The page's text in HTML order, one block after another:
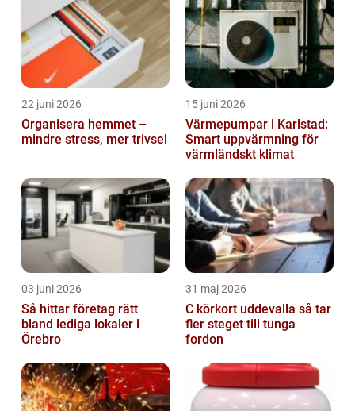
22 juni 2026
Organisera hemmet –
mindre stress, mer trivsel
15 juni 2026
Värmepumpar i Karlstad:
Smart uppvärmning för
värmländskt klimat
03 juni 2026
Så hittar företag rätt
bland lediga lokaler i
Örebro
31 maj 2026
C körkort uddevalla så tar
fler steget till tunga
fordon